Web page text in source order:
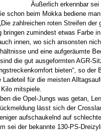
Äußerlich erkennbar sei
schon beim Mokka bediene
zahlreichen roten Streifen der
zumindest etwas Farbe
innen, wo sich ansonsten
und eine aufgeräumte
die gut ausgeformten AGR-
bieten“, so der
Ladeteil für die meisten
mitspiele.
die Opel-Jungs was getan,
lässt sich der
aufschaukelnd auf
sei der bekannte 130-PS-